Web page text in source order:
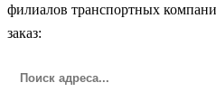
филиалов транспортных
заказ: